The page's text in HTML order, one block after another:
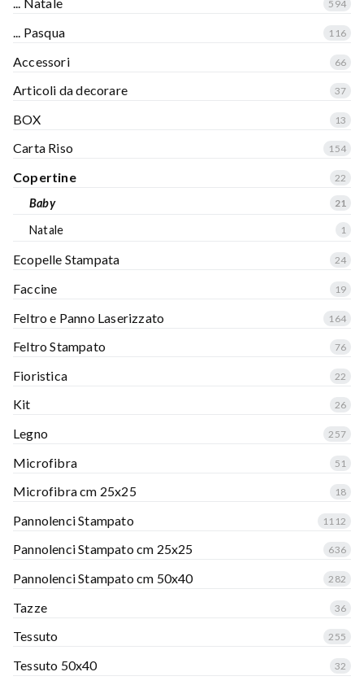
... Natale 594
... Pasqua 116
Accessori 66
Articoli da decorare 37
BOX 13
Carta Riso 154
Copertine 22
Baby 21
Natale 1
Ecopelle Stampata 24
Faccine 19
Feltro e Panno Laserizzato 164
Feltro Stampato 76
Fioristica 22
Kit 26
Legno 257
Microfibra 51
Microfibra cm 25x25 18
Pannolenci Stampato 1112
Pannolenci Stampato cm 25x25 636
Pannolenci Stampato cm 50x40 282
Tazze 36
Tessuto 255
Tessuto 50x40 32